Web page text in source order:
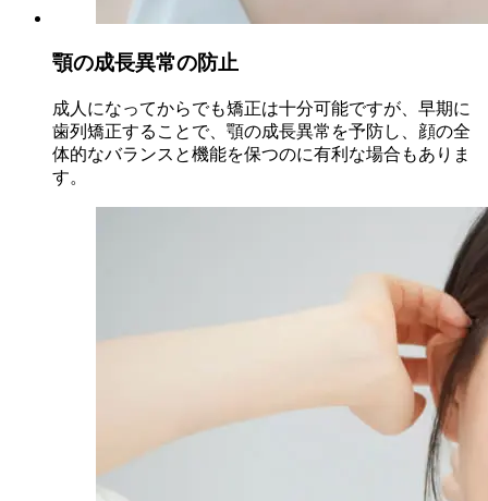
顎の成長異常の防止
成人になってからでも矯正は十分可能ですが、早期に
歯列矯正することで、顎の成長異常を予防し、顔の全
体的なバランスと機能を保つのに有利な場合もありま
す。